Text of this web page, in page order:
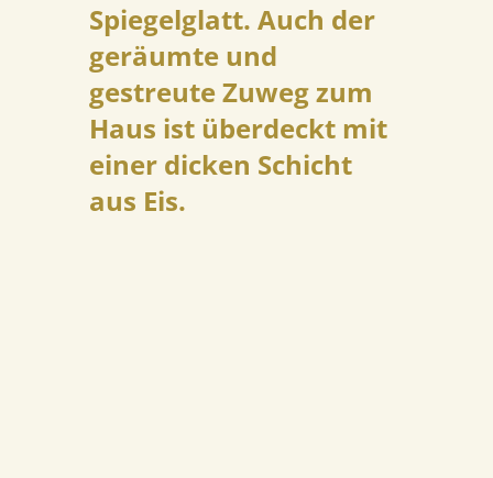
Spiegelglatt. Auch der
geräumte und
gestreute Zuweg zum
Haus ist überdeckt mit
einer dicken Schicht
aus Eis.